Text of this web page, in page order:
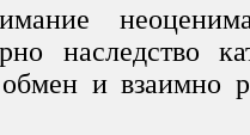
наследство
и взаимно